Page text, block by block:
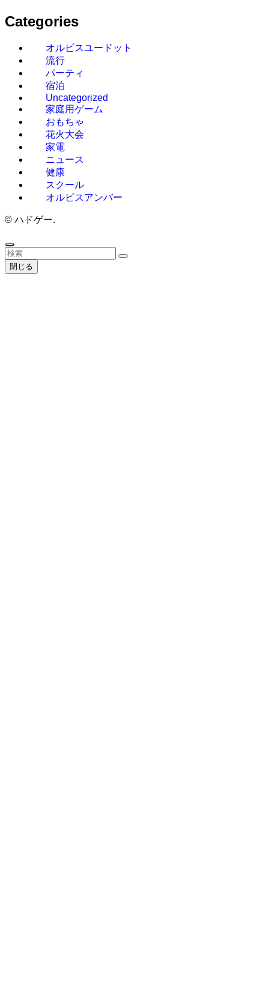
Categories
オルビスユードット
流行
パーティ
宿泊
Uncategorized
家庭用ゲーム
おもちゃ
花火大会
家電
ニュース
健康
スクール
オルビスアンバー
© ハドゲー.
閉じる